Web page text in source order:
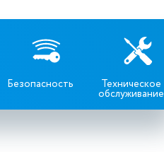
Безопасность Техническое
обслуживание